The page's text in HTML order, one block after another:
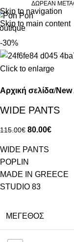
Skip to navigation
Skip to main content
ΔΩΡΕΑΝ
-30%
Click to enlarge
Αρχική σελίδα
WIDE PANTS
115.00€ 80.00€
WIDE PANTS
POPLIN
MADE IN GREECE
STUDIO 83
ΜΈΓΕΘΟΣ